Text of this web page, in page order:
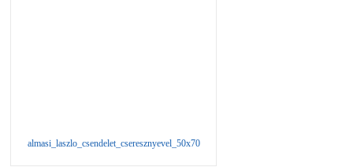
almasi_laszlo_csendelet_cseresznyevel_50x70